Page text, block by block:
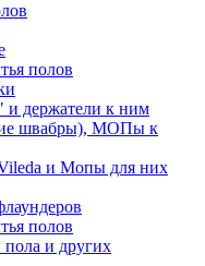
полов
держатели к ним
швабры), МОПы к
и Мопы для них
полов
и других